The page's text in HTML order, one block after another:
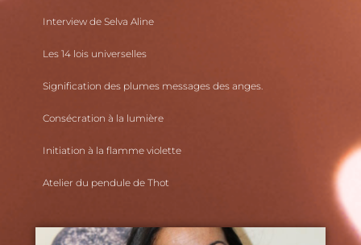
Interview de Selva Aline
Les 14 lois universelles
Signification des plumes messages des anges.
Consécration à la lumière
Initiation à la flamme violette
Atelier du pendule de Thot